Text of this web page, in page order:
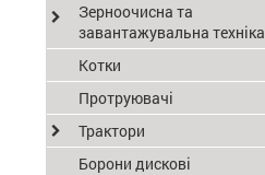
Зерноочисна та
завантажувальна техніка
Котки
Протруювачі
Трактори
Борони дискові